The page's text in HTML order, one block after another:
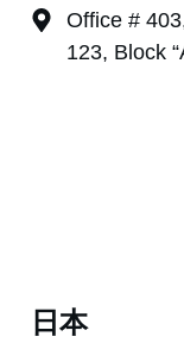
Office #
123, Block
日本